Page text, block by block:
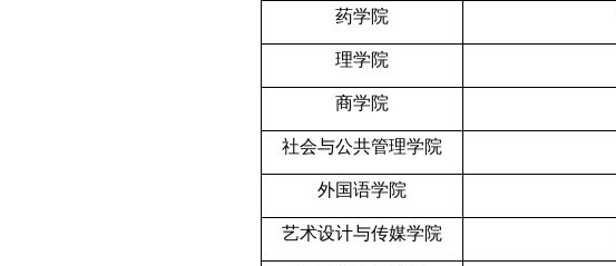
药学院
理学院
商学院
社会与公共管理学院
外国语学院
艺术设计与传媒学院